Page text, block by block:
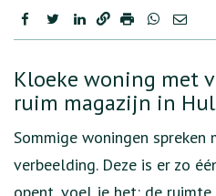
facebook
twitterlinkedin
Kloeke woning met
ruim magazijn in
Sommige woningen
verbeelding. Deze is er zo